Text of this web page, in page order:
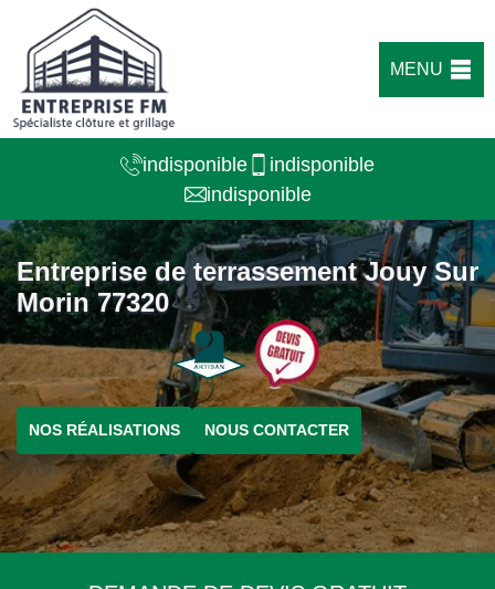
MENU
indisponible
indisponible
indisponible
Entreprise de terrassement Jouy Sur
Morin 77320
NOS RÉALISATIONS NOUS CONTACTER